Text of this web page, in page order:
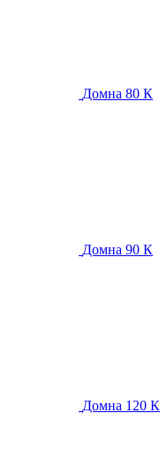
Домна 80 К
Домна 90 К
Домна 120 К